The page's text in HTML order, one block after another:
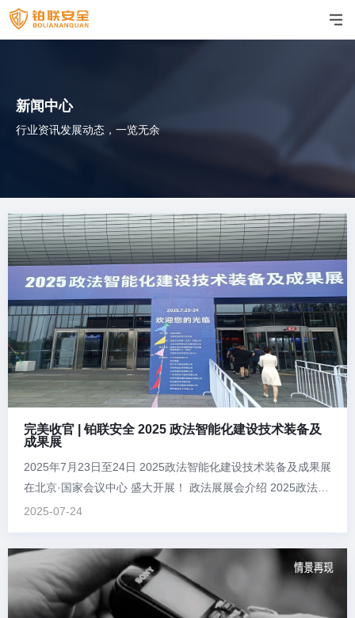
新闻中心
行业资讯发展动态，一览无余
完美收官 | 铂联安全 2025 政法智能化建设技术装备及
成果展
2025年7月23日至24日 2025政法智能化建设技术装备及成果展
在北京·国家会议中心 盛大开展！ 政法展展会介绍 2025政法智
能化建设技术装备及成果展，由法制日报社、北京安全防范行
网络文化传媒有限公司共同承办。 北京铂联安全技术有限公司
（以下简称“...
2025-07-24